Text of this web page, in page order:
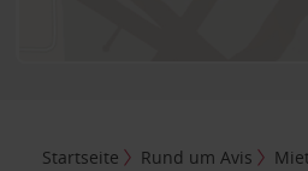
Startseite Rund um Avis